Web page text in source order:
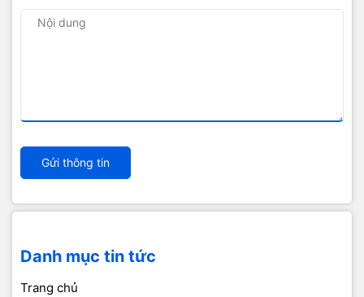
Gửi thông tin
Danh mục tin tức
Trang chủ